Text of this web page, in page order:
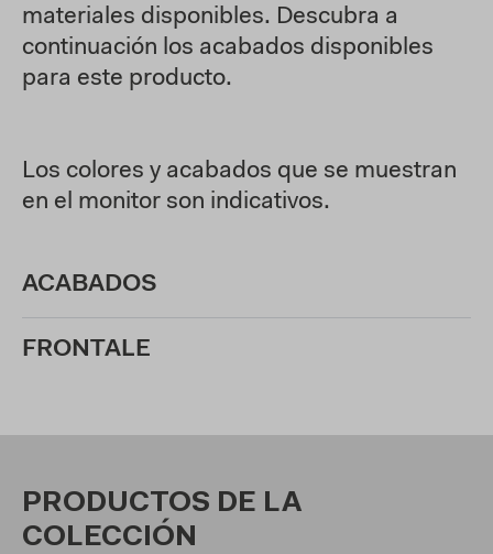
materiales disponibles. Descubra a
continuación los acabados disponibles
para este producto.
Los colores y acabados que se muestran
en el monitor son indicativos.
ACABADOS
FRONTALE
PRODUCTOS DE LA
COLECCIÓN